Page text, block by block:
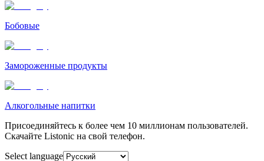
Бобовые
Замороженные продукты
Алкогольные напитки
Присоединяйтесь к более чем 10 миллионам пользователей.
Скачайте Listonic на свой телефон.
Select language